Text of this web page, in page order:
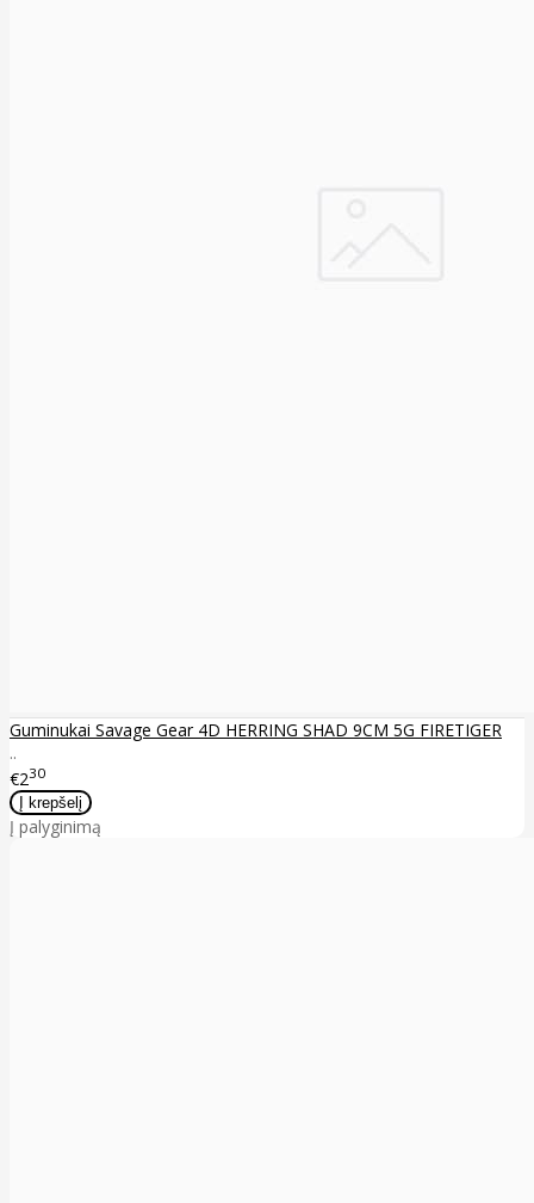
Guminukai Savage Gear 4D HERRING SHAD 9CM 5G FIRETIGER
..
€230
Į palyginimą